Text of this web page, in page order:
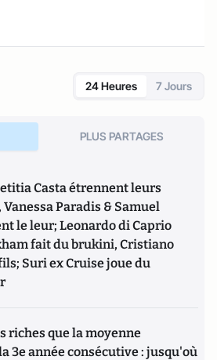
24 Heures 7 Jours
PLUS PARTAGES
Casta étrennent leurs
Paradis & Samuel
le leur; Leonardo di Caprio
fait du brukini, Cristiano
Suri ex Cruise joue du
riches que la moyenne
3e année consécutive : jusqu'où